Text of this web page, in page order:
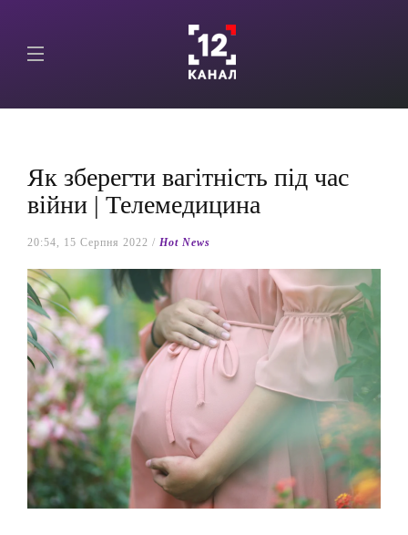
Як зберегти вагітність під час
війни | Телемедицина
20:54, 15 Серпня 2022 / Hot News